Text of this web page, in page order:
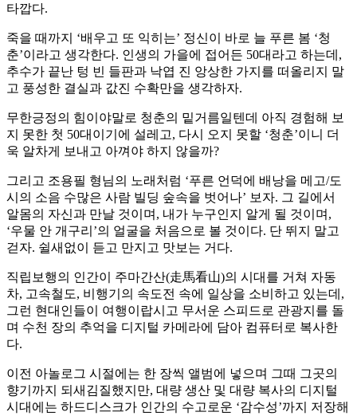
타깝다.
죽을 때까지 ‘배우고 또 익히는’ 정신이 바로 늘 푸른 봄 ‘청
춘’이라고 생각한다. 인생의 가을에 접어든 50대라고 하는데,
추수가 끝난 텅 빈 들판과 낙엽 진 앙상한 가지를 떠올리지 말
고 풍성한 결실과 값진 수확만을 생각하자.
무한긍정의 힘이야말로 청춘의 밑거름일텐데 아직 경험해 보
지 못한 첫 50대이기에 설레고, 다시 오지 못할 ‘청춘’이니 더
욱 알차게 보내고 아껴야 하지 않을까?
그리고 조용필 형님의 노래처럼 ‘푸른 언덕에 배낭을 메고/도
시의 소음 수많은 사람 빌딩 숲속을 벗어나’ 보자. 그 길에서
알몸의 자신과 만날 것이며, 내가 누구인지 알게 될 것이며,
‘우물 안 개구리’의 얼굴을 처음으로 볼 것이다. 단 뛰지 말고
걷자. 쉴새없이 듣고 만지고 맛보는 거다.
직립보행의 인간이 주마간산(走馬看山)의 시대를 거쳐 자동
차, 고속철도, 비행기의 속도전 속에 일상을 소비하고 있는데,
그런 현대인들이 여행이랍시고 무서운 스피드로 관광지를 돌
며 수천 장의 추억을 디지털 카메라에 담아 컴퓨터로 복사한
다.
이전 아놀로그 시절에는 한 장씩 앨범에 넣으며 그때 그곳의
향기까지 되새김질했지만, 대량 생산 및 대량 복사의 디지털
시대에는 하드디스크가 인간의 수고로운 ‘감수성’까지 저장해